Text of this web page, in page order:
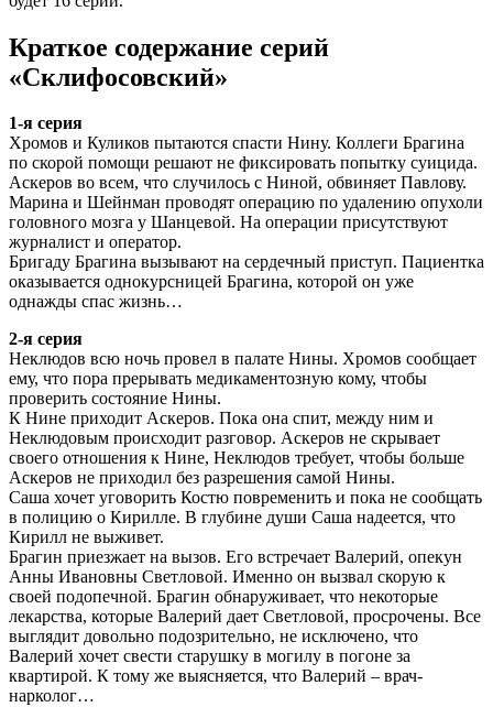
Краткое содержание серий
«Склифосовский»
1-я серия
Хромов и Куликов пытаются спасти Нину. Коллеги Брагина
по скорой помощи решают не фиксировать попытку суицида.
Аскеров во всем, что случилось с Ниной, обвиняет Павлову.
Марина и Шейнман проводят операцию по удалению опухоли
головного мозга у Шанцевой. На операции присутствуют
журналист и оператор.
Бригаду Брагина вызывают на сердечный приступ. Пациентка
оказывается однокурсницей Брагина, которой он уже
однажды спас жизнь…
2-я серия
Неклюдов всю ночь провел в палате Нины. Хромов сообщает
ему, что пора прерывать медикаментозную кому, чтобы
проверить состояние Нины.
К Нине приходит Аскеров. Пока она спит, между ним и
Неклюдовым происходит разговор. Аскеров не скрывает
своего отношения к Нине, Неклюдов требует, чтобы больше
Аскеров не приходил без разрешения самой Нины.
Саша хочет уговорить Костю повременить и пока не сообщать
в полицию о Кирилле. В глубине души Саша надеется, что
Кирилл не выживет.
Брагин приезжает на вызов. Его встречает Валерий, опекун
Анны Ивановны Светловой. Именно он вызвал скорую к
своей подопечной. Брагин обнаруживает, что некоторые
лекарства, которые Валерий дает Светловой, просрочены. Все
выглядит довольно подозрительно, не исключено, что
Валерий хочет свести старушку в могилу в погоне за
квартирой. К тому же выясняется, что Валерий – врач-
нарколог…